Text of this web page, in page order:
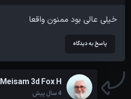
خیلی عالی بود ممنون واقعا
پاسخ به دیدگاه
Meisam 3d Fox H
4 سال پیش